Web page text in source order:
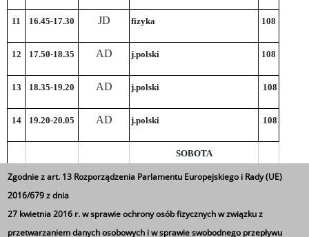
11 16.45-17.30 JD fizyka 108
12 17.50-18.35 AD j.polski 108
13 18.35-19.20 AD j.polski 108
14 19.20-20.05 AD j.polski 108
SOBOTA
2 8.45 – 9.30 MG matematyka 106
Zgodnie z art. 13 Rozporządzenia Parlamentu Europejskiego i Rady (UE)
2016/679 z dnia
27 kwietnia 2016 r. w sprawie ochrony osób fizycznych w związku z
przetwarzaniem danych osobowych i w sprawie swobodnego przepływu